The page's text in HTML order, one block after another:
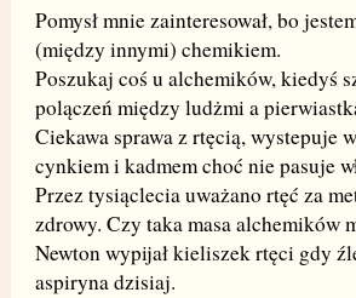
Pomysł mnie zainteresował, bo
(między innymi) chemikiem.
Poszukaj coś u alchemików, kiedyś
polączeń między ludżmi a
Ciekawa sprawa z rtęcią, wystepuje
cynkiem i kadmem choć nie pasuje
Przez tysiąclecia uważano rtęć za
zdrowy. Czy taka masa alchemików
Newton wypijał kieliszek rtęci gdy
aspiryna dzisiaj.